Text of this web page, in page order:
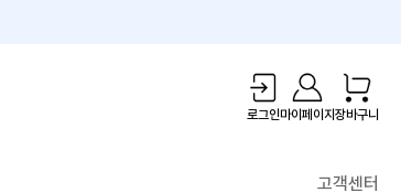
로그인마이페이지장바구니
고객센터